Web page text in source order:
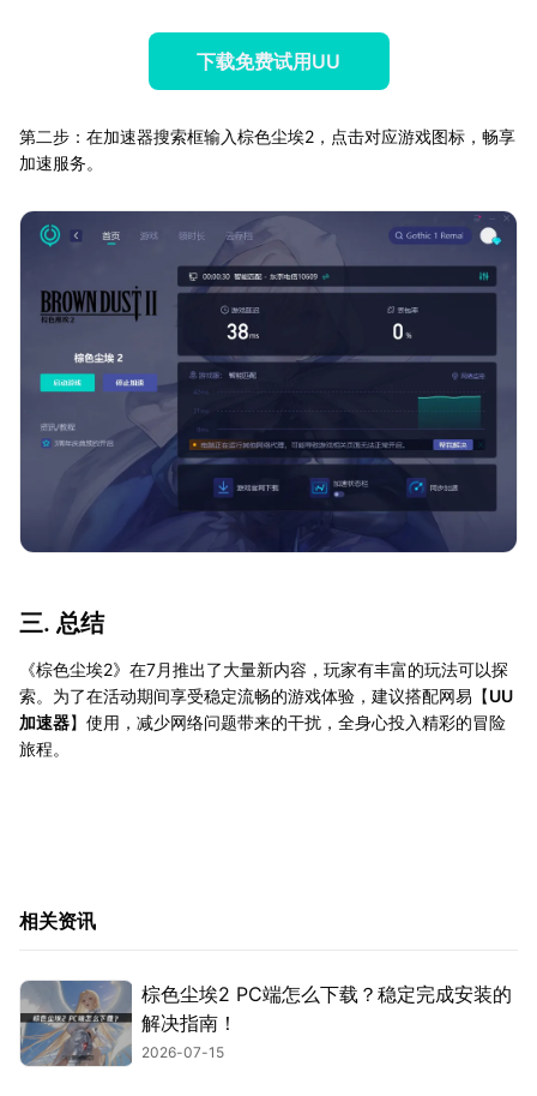
下载免费试用UU
第二步：在加速器搜索框输入棕色尘埃2，点击对应游戏图标，畅享
加速服务。
三. 总结
《棕色尘埃2》在7月推出了大量新内容，玩家有丰富的玩法可以探
索。为了在活动期间享受稳定流畅的游戏体验，建议搭配网易【UU
加速器】使用，减少网络问题带来的干扰，全身心投入精彩的冒险
旅程。
相关资讯
棕色尘埃2 PC端怎么下载？稳定完成安装的
解决指南！
2026-07-15